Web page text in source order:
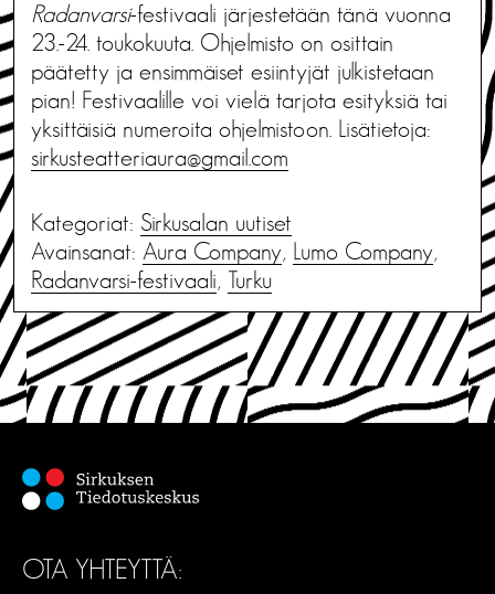
Radanvarsi-festivaali järjestetään tänä vuonna
23.-24. toukokuuta. Ohjelmisto on osittain
päätetty ja ensimmäiset esiintyjät julkistetaan
pian! Festivaalille voi vielä tarjota esityksiä tai
yksittäisiä numeroita ohjelmistoon. Lisätietoja:
sirkusteatteriaura@gmail.com
Kategoriat: Sirkusalan uutiset
Avainsanat: Aura Company, Lumo Company,
Radanvarsi-festivaali, Turku
OTA YHTEYTTÄ: